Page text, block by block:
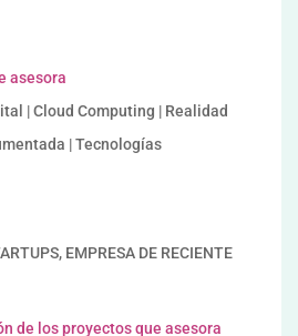
asesora
| Cloud Computing | Realidad
| Tecnologías
EMPRESA DE RECIENTE
de los proyectos que asesora